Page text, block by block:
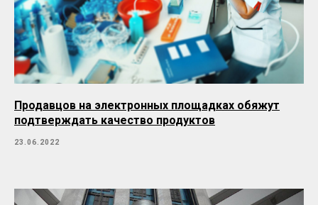
Продавцов на электронных площадках обяжут
подтверждать качество продуктов
23.06.2022